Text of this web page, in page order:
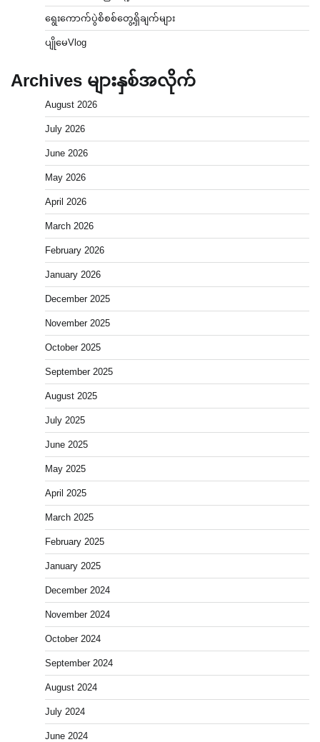
ရွေးကောက်ပွဲစိစစ်တွေ့ရှိချက်များ
ပျိုမေVlog
Archives များနှစ်အလိုက်
August 2026
July 2026
June 2026
May 2026
April 2026
March 2026
February 2026
January 2026
December 2025
November 2025
October 2025
September 2025
August 2025
July 2025
June 2025
May 2025
April 2025
March 2025
February 2025
January 2025
December 2024
November 2024
October 2024
September 2024
August 2024
July 2024
June 2024